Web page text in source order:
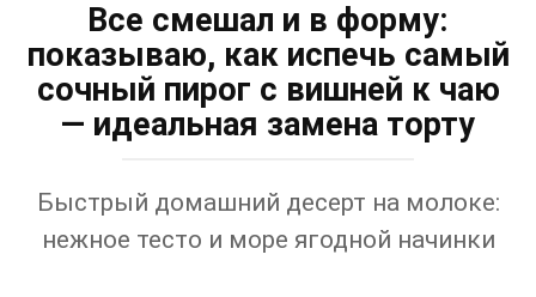
Все смешал и в форму:
показываю, как испечь самый
сочный пирог с вишней к чаю
— идеальная замена торту
Быстрый домашний десерт на молоке:
нежное тесто и море ягодной начинки